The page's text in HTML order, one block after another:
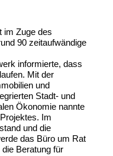
im Zuge des
90 zeitaufwändige
informierte, dass
Mit der
und
Stadt- und
Ökonomie nannte
Im
und die
das Büro um Rat
Beratung für